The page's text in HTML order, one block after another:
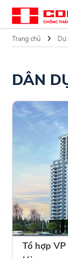
Trang chủ Dự
DÂN
Tổ hợp